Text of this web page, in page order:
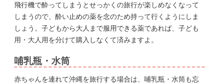
飛行機で酔ってしまうとせっかくの旅行が楽しめなくなって
しまうので、酔い止めの薬を念のため持って行くようにしま
しょう。子どもから大人まで服用できる薬であれば、子ども
用・大人用を分けて購入しなくて済みますよ。
哺乳瓶・水筒
赤ちゃんを連れて沖縄を旅行する場合は、哺乳瓶・水筒も忘